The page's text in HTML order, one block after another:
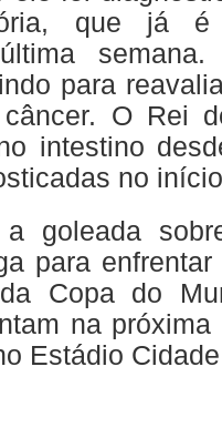
que já
semana.
para
O Rei
intestino
no
goleada
para
Copa do
na
Estádio